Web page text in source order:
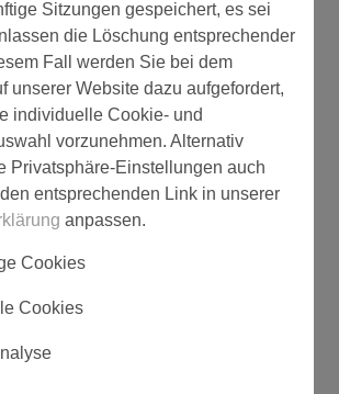
EN 352-1:2002 32db
Sitzungen gespeichert, es sei
die Löschung entsprechender
Fall werden Sie bei dem
unserer Website dazu aufgefordert,
individuelle Cookie- und
vorzunehmen. Alternativ
Privatsphäre-Einstellungen auch
entsprechenden Link in unserer
anpassen.
Cookies
Cookies